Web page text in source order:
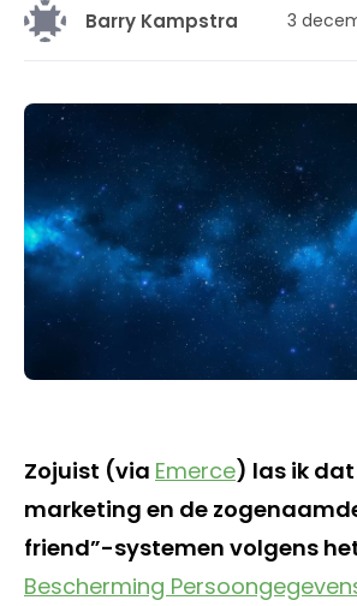
Barry Kampstra 3
Zojuist (via Emerce) las ik
marketing en de
friend”-systemen volgens
Bescherming